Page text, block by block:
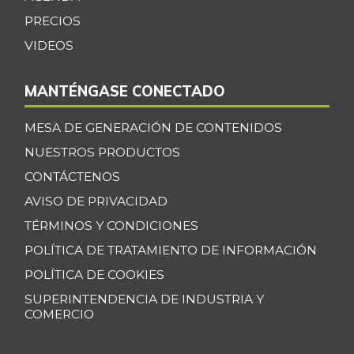
08/01/2026
02/03/2024
Pimentón
08/01/2026
$ 2.857,00
Pitahaya
07/26/2014
Piña Gold
08/01/2026 +43,74%
Piña perolera
08/01/2026 +14,29%
Riogrande
PRECIOS
VIDEOS
MANTÉNGASE CONECTADO
MESA DE GENERACIÓN DE CONTENIDOS
NUESTROS PRODUCTOS
CONTÁCTENOS
AVISO DE PRIVACIDAD
TÉRMINOS Y CONDICIONES
POLÍTICA DE TRATAMIENTO DE INFORMACIÓN
POLÍTICA DE COOKIES
SUPERINTENDENCIA DE INDUSTRIA Y
COMERCIO